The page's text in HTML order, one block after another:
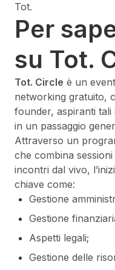
Tot.
Per
su Tot.
Tot. Circle è un
networking gratuito,
founder, aspiranti tali
in un passaggio
Attraverso un
che combina
incontri dal vivo,
chiave come:
Gestione
Gestione
Aspetti legali;
Gestione delle